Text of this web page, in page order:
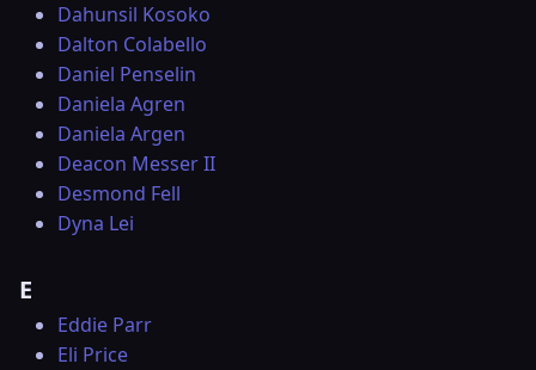
Dahunsil Kosoko
Dalton Colabello
Daniel Penselin
Daniela Agren
Daniela Argen
Deacon Messer II
Desmond Fell
Dyna Lei
E
Eddie Parr
Eli Price